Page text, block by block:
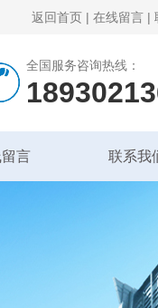
返回首页 | 在线留言 |
全国服务咨询热线：
言 联系我